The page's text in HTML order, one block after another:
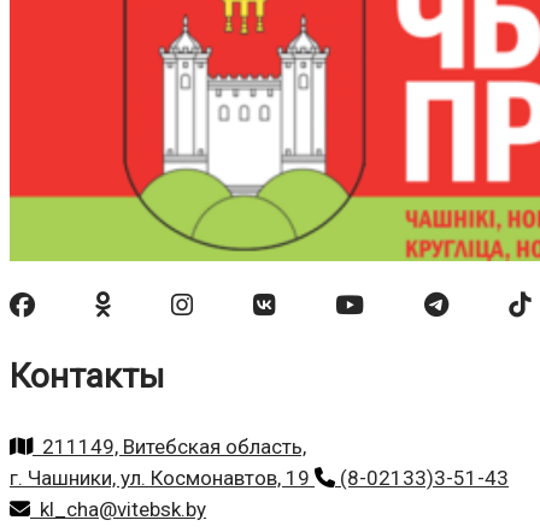
Контакты
211149, Витебская область,
г. Чашники, ул. Космонавтов, 19
(8-02133)3-51-43
kl_cha@vitebsk.by